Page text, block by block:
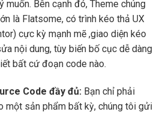
muốn. Bên cạnh đó, Theme chúng
là Flatsome, có trình kéo thả UX
cực kỳ mạnh mẽ ,giao diện kéo
nội dung, tùy biến bố cục dễ dàng
bất cứ đoạn code nào.
Code đầy đủ: Bạn chỉ phải
một sản phẩm bất kỳ, chúng tôi gửi